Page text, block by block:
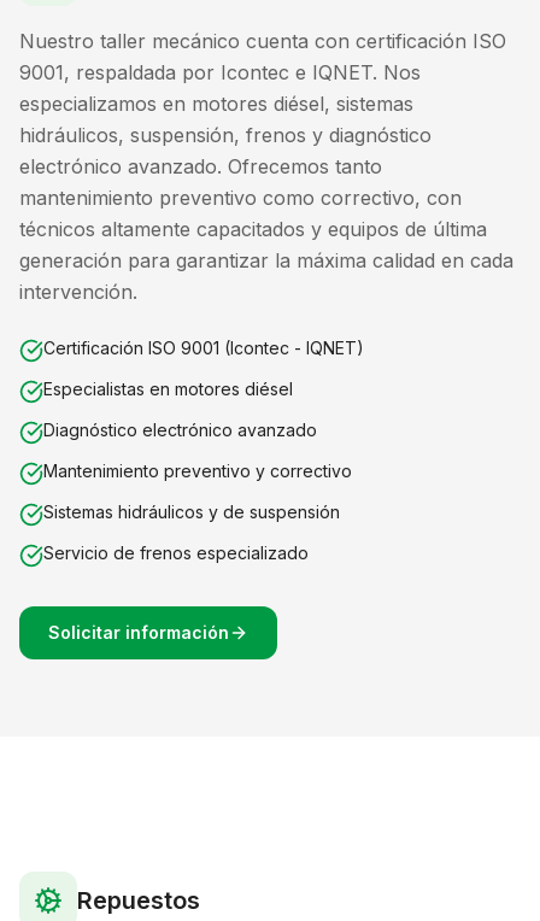
Nuestro taller mecánico cuenta con certificación ISO
9001, respaldada por Icontec e IQNET. Nos
especializamos en motores diésel, sistemas
hidráulicos, suspensión, frenos y diagnóstico
electrónico avanzado. Ofrecemos tanto
mantenimiento preventivo como correctivo, con
técnicos altamente capacitados y equipos de última
generación para garantizar la máxima calidad en cada
intervención.
Certificación ISO 9001 (Icontec - IQNET)
Especialistas en motores diésel
Diagnóstico electrónico avanzado
Mantenimiento preventivo y correctivo
Sistemas hidráulicos y de suspensión
Servicio de frenos especializado
Solicitar información
Repuestos